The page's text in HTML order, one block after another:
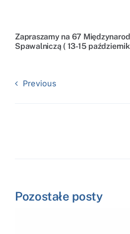
Zapraszamy na 67
Spawalniczą ( 13-15
Previous
Pozostałe posty